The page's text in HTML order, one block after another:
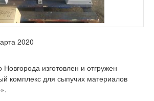
2020
изготовлен и отгружен
комплекс для сыпучих материалов